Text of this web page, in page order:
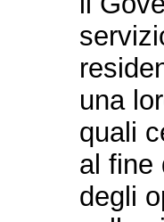
una
quali
al fine
degli